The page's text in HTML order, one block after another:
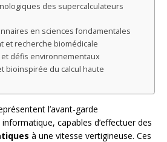
des supercalculateurs
en sciences fondamentales
et recherche biomédicale
défis environnementaux
bioinspirée du calcul haute
l’avant-garde
capables d’effectuer des
à une vitesse vertigineuse. Ces